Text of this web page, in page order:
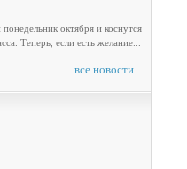
октября и коснутся
Теперь, если есть желание...
все новости...